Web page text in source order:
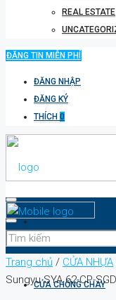
REAL ESTATE
ĐĂNG TIN MIỄN PHÍ
ĐĂNG NHẬP
ĐĂNG KÝ
THÍCH 0
TRANG CHỦ
CỬA CHỐNG CHÁY
Trang chủ / CỬA NHỰA
Sungyu SYA 62-CP-SGD